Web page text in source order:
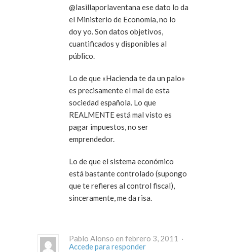
@lasillaporlaventana ese dato lo da
el Ministerio de Economía, no lo
doy yo. Son datos objetivos,
cuantificados y disponibles al
público.
Lo de que «Hacienda te da un palo»
es precisamente el mal de esta
sociedad española. Lo que
REALMENTE está mal visto es
pagar impuestos, no ser
emprendedor.
Lo de que el sistema económico
está bastante controlado (supongo
que te refieres al control fiscal),
sinceramente, me da risa.
Pablo Alonso en febrero 3, 2011 ·
Accede para responder